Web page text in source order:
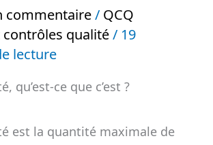
commentaire / QCQ
qualité/ 19
lecture
qu’est-ce que c’est ?
est la quantité maximale de